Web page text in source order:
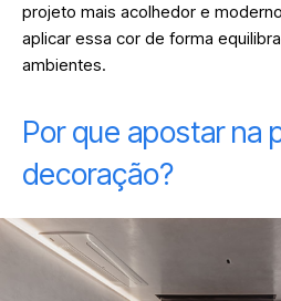
projeto mais acolhedor e
aplicar essa cor de forma
ambientes.
Por que apostar na
decoração?